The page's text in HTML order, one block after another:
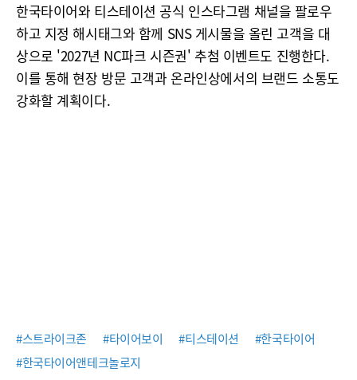
한국타이어와 티스테이션 공식 인스타그램 채널을 팔로우
하고 지정 해시태그와 함께 SNS 게시물을 올린 고객을 대
상으로 '2027년 NC파크 시즌권' 추첨 이벤트도 진행한다.
이를 통해 현장 방문 고객과 온라인상에서의 브랜드 소통도
강화할 계획이다.
#스트라이크존 #타이어보이 #티스테이션
#한국타이어
#한국타이어앤테크놀로지